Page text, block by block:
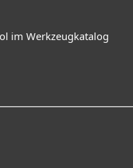
im Werkzeugkatalog